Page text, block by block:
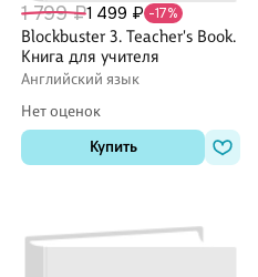
1 799 ₽1 499 ₽ -17%
Blockbuster 3. Teacher's Book.
Книга для учителя
Английский язык
Нет оценок
Купить